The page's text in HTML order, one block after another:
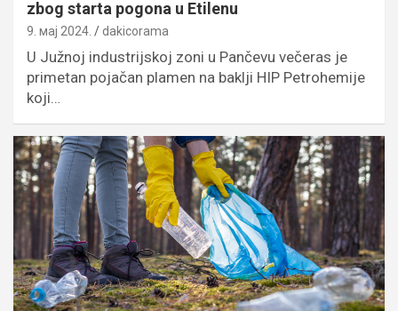
zbog starta pogona u Etilenu
9. мај 2024. dakicorama
U Južnoj industrijskoj zoni u Pančevu večeras je
primetan pojačan plamen na baklji HIP Petrohemije
koji…